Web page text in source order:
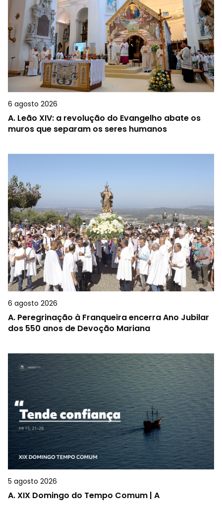
6 agosto 2026
A. Leão XIV: a revolução do Evangelho abate os
muros que separam os seres humanos
6 agosto 2026
A. Peregrinação à Franqueira encerra Ano Jubilar
dos 550 anos de Devoção Mariana
5 agosto 2026
A.XIX Domingo do Tempo Comum | A